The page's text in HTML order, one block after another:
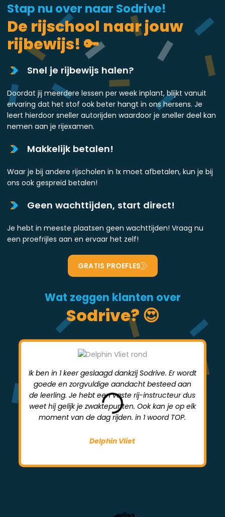
Stap nu over naar Sodrive!
De rijschool naar jouw
rijbewijs! 🔑
Snel je rijbewijs halen?
Doordat jij meerdere lessen per week inplant, blijkt vanuit
ervaring dat het stof ook beter hangt in ons hersens. Je
leert hierdoor sneller autorijden waardoor je sneller deel kan
nemen aan je rijexamen.
Makkelijk betalen!
Waar je bij andere rijscholen in 1x moet afbetalen, kun je bij
ons ook gespreid betalen!
Geen wachttijden, start direct!
Je hebt in meeste plaatsen geen wachttijden! Vraag nu
een proefrijles aan en ervaar het zelf!
GRATIS PROEFLES
Wat zeggen klanten over
Sodrive? 😍
Ik ben in 1 keer geslaagd dankzij Sodrive. Er wordt
goede en zorgvuldige aandacht besteed aan
de leerling. Je hebt een vaste rij-instructeur dus
weet hij gelijk je zwaktepunten. Ook kan je op elk
moment van de dag rijden. in 1 woord TOP.
Delphin Vliet